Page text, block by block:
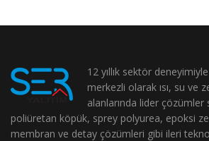
12 yıllık sektör
merkezli olarak ısı, su ve
alanlarında lider çözümler
poliüretan köpük, sprey polyurea, epoksi
membran ve detay çözümleri gibi ileri